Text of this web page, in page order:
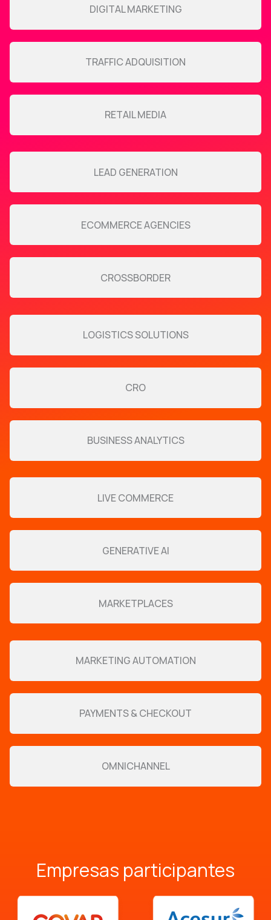
DIGITAL MARKETING
TRAFFIC ADQUISITION
RETAIL MEDIA
LEAD GENERATION
ECOMMERCE AGENCIES
CROSSBORDER
LOGISTICS SOLUTIONS
CRO
BUSINESS ANALYTICS
LIVE COMMERCE
GENERATIVE AI
MARKETPLACES
MARKETING AUTOMATION
PAYMENTS & CHECKOUT
OMNICHANNEL
Empresas participantes